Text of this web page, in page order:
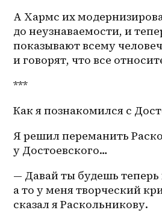
А Хармс их
до неузнаваемости, и
показывают всему
и говорят, что все
***
Как я познакомился с
Я решил переманить
у Достоевского…
— Давай ты будешь
а то у меня творческий
сказал я Раскольникову.